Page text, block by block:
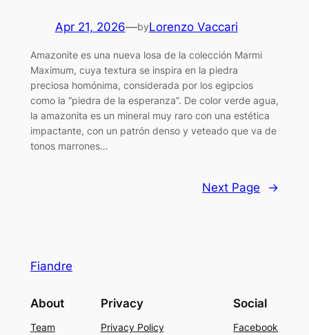
Apr 21, 2026—byLorenzo Vaccari
Amazonite es una nueva losa de la colección Marmi
Maximum, cuya textura se inspira en la piedra
preciosa homónima, considerada por los egipcios
como la “piedra de la esperanza”. De color verde agua,
la amazonita es un mineral muy raro con una estética
impactante, con un patrón denso y veteado que va de
tonos marrones…
Next Page →
Fiandre
About
Team
Privacy
Privacy Policy
Social
Facebook